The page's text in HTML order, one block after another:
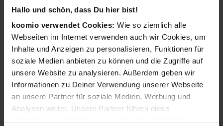
Hallo und schön, dass Du hier bist!
koomio verwendet Cookies: Wie so ziemlich alle
Webseiten im Internet verwenden auch wir Cookies, um
Inhalte und Anzeigen zu personalisieren, Funktionen für
soziale Medien anbieten zu können und die Zugriffe auf
unsere Website zu analysieren. Außerdem geben wir
Informationen zu Deiner Verwendung unserer Webseite
an unsere Partner für soziale Medien, Werbung und
Analysen weiter. Unsere Partner führen diese
Schuhzubehör & Pflege Sneakers
Sportschuhe Stiefel
Badeschuhe Pantoletten
Outdoor-Schuhe